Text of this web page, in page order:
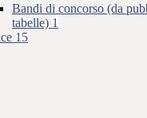
Bandi di concorso (da
tabelle) 1
15